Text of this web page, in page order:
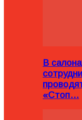
В
«Стоп…